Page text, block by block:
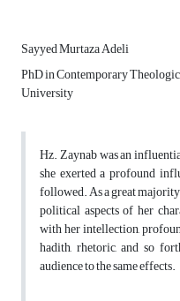
Sayyed Murtaza Adeli
PhD in Contemporary
University
Hz. Zaynab was an
she exerted a profound
followed. As a great
political aspects of her
with her intellection,
hadith, rhetoric, and so
audience to the same effects.